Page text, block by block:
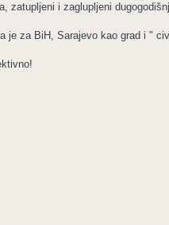
zatupljeni i zaglupljeni
je za BiH, Sarajevo kao grad i "